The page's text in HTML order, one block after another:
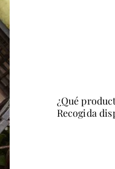
¿Qué
Recogida